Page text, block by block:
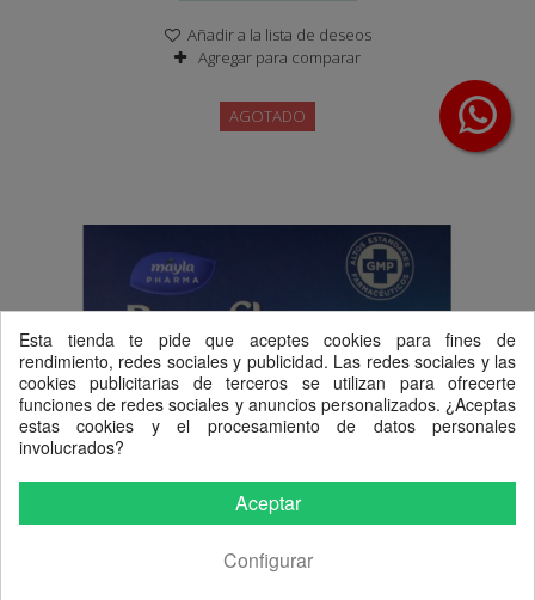
Añadir a la lista de deseos
Agregar para comparar
AGOTADO
Esta tienda te pide que aceptes cookies para fines de
rendimiento, redes sociales y publicidad. Las redes sociales y las
cookies publicitarias de terceros se utilizan para ofrecerte
funciones de redes sociales y anuncios personalizados. ¿Aceptas
estas cookies y el procesamiento de datos personales
involucrados?
Aceptar
Configurar